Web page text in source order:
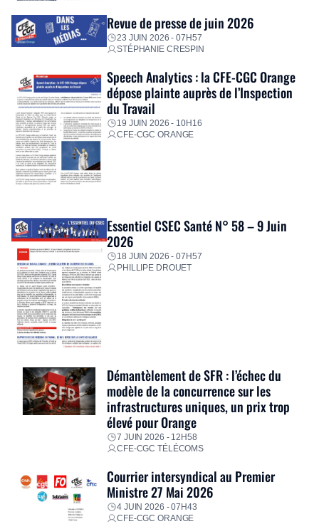
Revue de presse de juin 2026
23 JUIN 2026 - 07H57
STÉPHANIE CRESPIN
Speech Analytics : la CFE-CGC Orange
dépose plainte auprès de l’Inspection
du Travail
19 JUIN 2026 - 10H16
CFE-CGC ORANGE
Essentiel CSEC Santé N° 58 – 9 Juin
2026
18 JUIN 2026 - 07H57
PHILLIPE DROUET
Démantèlement de SFR : l’échec du
modèle de la concurrence sur les
infrastructures uniques, un prix trop
élevé pour Orange
7 JUIN 2026 - 12H58
CFE-CGC TÉLÉCOMS
Courrier intersyndical au Premier
Ministre 27 Mai 2026
4 JUIN 2026 - 07H43
CFE-CGC ORANGE